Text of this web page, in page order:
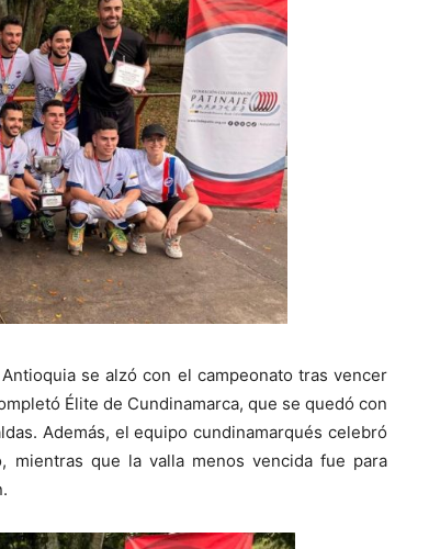
se alzó con el campeonato tras vencer
Élite de Cundinamarca, que se quedó con
Además, el equipo cundinamarqués celebró
mientras que la valla menos vencida fue para